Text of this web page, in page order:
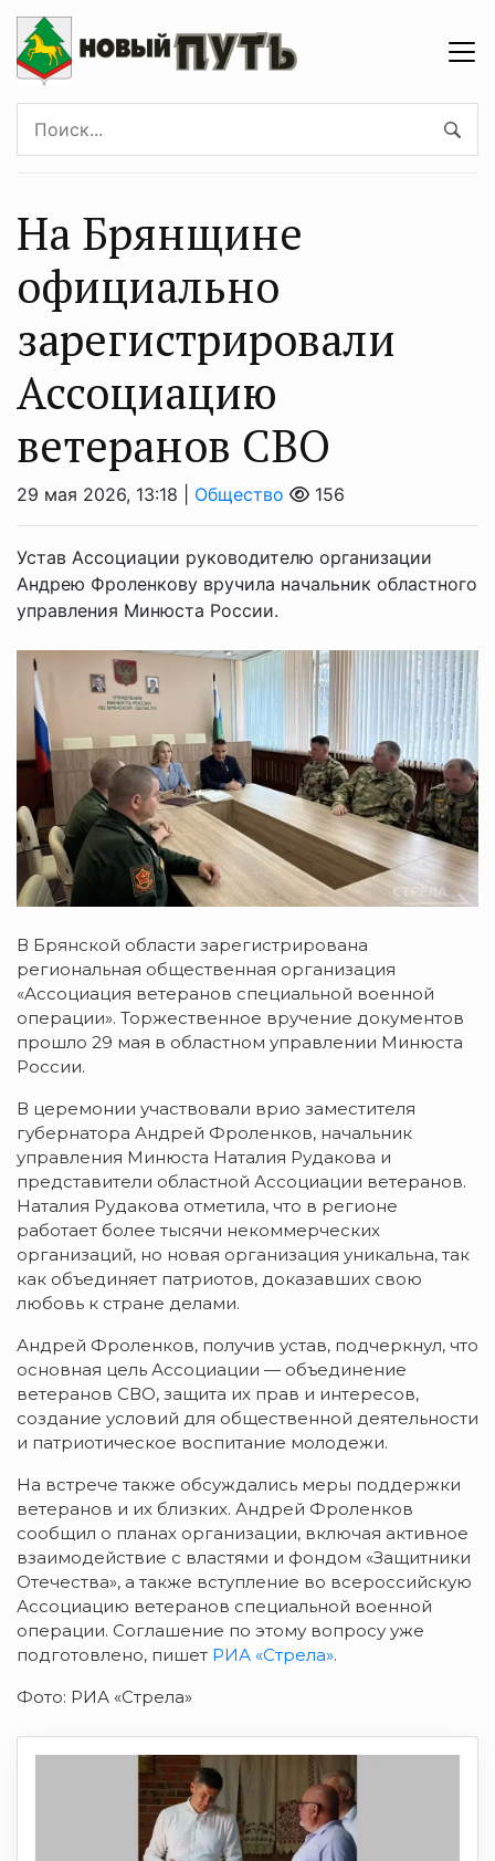
На Брянщине
официально
зарегистрировали
Ассоциацию
ветеранов СВО
29 мая 2026, 13:18 | Общество 156
Устав Ассоциации руководителю организации
Андрею Фроленкову вручила начальник областного
управления Минюста России.
В Брянской области зарегистрирована
региональная общественная организация
«Ассоциация ветеранов специальной военной
операции». Торжественное вручение документов
прошло 29 мая в областном управлении Минюста
России.
В церемонии участвовали врио заместителя
губернатора Андрей Фроленков, начальник
управления Минюста Наталия Рудакова и
представители областной Ассоциации ветеранов.
Наталия Рудакова отметила, что в регионе
работает более тысячи некоммерческих
организаций, но новая организация уникальна, так
как объединяет патриотов, доказавших свою
любовь к стране делами.
Андрей Фроленков, получив устав, подчеркнул, что
основная цель Ассоциации — объединение
ветеранов СВО, защита их прав и интересов,
создание условий для общественной деятельности
и патриотическое воспитание молодежи.
На встрече также обсуждались меры поддержки
ветеранов и их близких. Андрей Фроленков
сообщил о планах организации, включая активное
взаимодействие с властями и фондом «Защитники
Отечества», а также вступление во всероссийскую
Ассоциацию ветеранов специальной военной
операции. Соглашение по этому вопросу уже
подготовлено, пишет РИА «Стрела».
Фото: РИА «Стрела»